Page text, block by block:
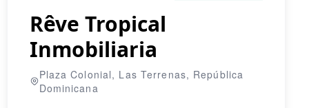
Rêve Tropical
Inmobiliaria
Plaza Colonial, Las Terrenas, República
Dominicana